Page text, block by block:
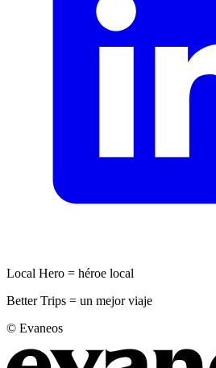
Local Hero = héroe local
Better Trips = un mejor viaje
© Evaneos